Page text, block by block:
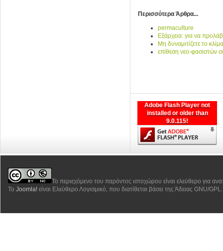
Περισσότερα Άρθρα...
permaculture
Εξάρχεια: για να
Μη δυναμιτίζετε το κλίμα
επίθεση νεο-φασιστών
Adobe Flash Player not
installed or older than
9.0.115!
Το περιεχόμενο του παρόντος ιστοχώρου είναι ελεύθερο για
Το Joomla! είναι Ελεύθερο Λογισμικό, που διατίθεται βάσει της Άδειας GNU/